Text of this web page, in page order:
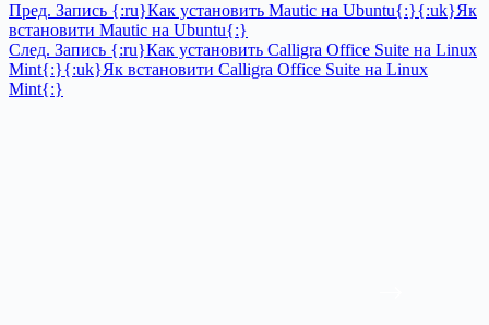
Пред. Запись {:ru}Как установить Mautic на Ubuntu{:}{:uk}Як
встановити Mautic на Ubuntu{:}
След. Запись {:ru}Как установить Calligra Office Suite на Linux
Mint{:}{:uk}Як встановити Calligra Office Suite на Linux
Mint{:}